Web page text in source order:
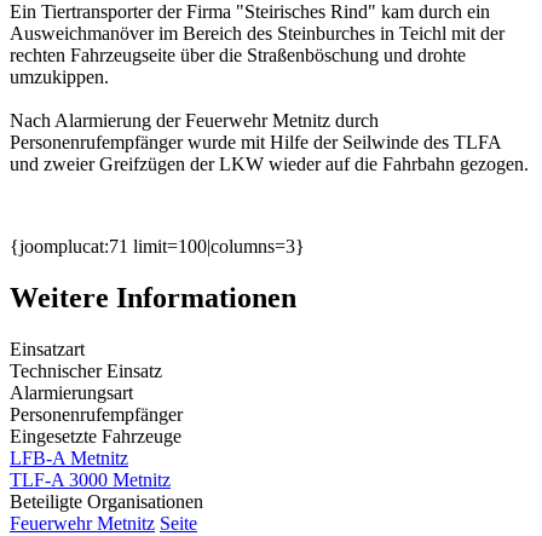
Ein Tiertransporter der Firma "Steirisches Rind" kam durch ein
Ausweichmanöver im Bereich des Steinburches in Teichl mit der
rechten Fahrzeugseite über die Straßenböschung und drohte
umzukippen.
Nach Alarmierung der Feuerwehr Metnitz durch
Personenrufempfänger wurde mit Hilfe der Seilwinde des TLFA
und zweier Greifzügen der LKW wieder auf die Fahrbahn gezogen.
{joomplucat:71 limit=100|columns=3}
Weitere Informationen
Einsatzart
Technischer Einsatz
Alarmierungsart
Personenrufempfänger
Eingesetzte Fahrzeuge
LFB-A Metnitz
TLF-A 3000 Metnitz
Beteiligte Organisationen
Feuerwehr Metnitz Seite